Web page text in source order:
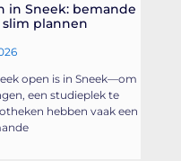
Sneek: bemande
slim plannen
open is in Sneek—om
een studieplek te
hebben vaak een